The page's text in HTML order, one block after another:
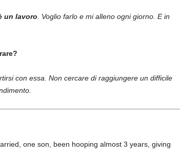
un lavoro . Voglio farlo e mi alleno ogni giorno. E in
con essa. Non cercare di raggiungere un difficile
one son, been hooping almost 3 years, giving